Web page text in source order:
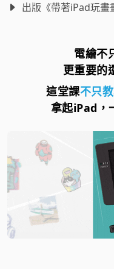
出版《帶著iPad玩畫
電繪不
更重要的
這堂課不只
拿起iPad，